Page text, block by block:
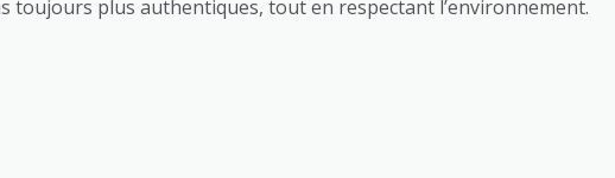
toujours plus authentiques, tout en respectant l’environnement.